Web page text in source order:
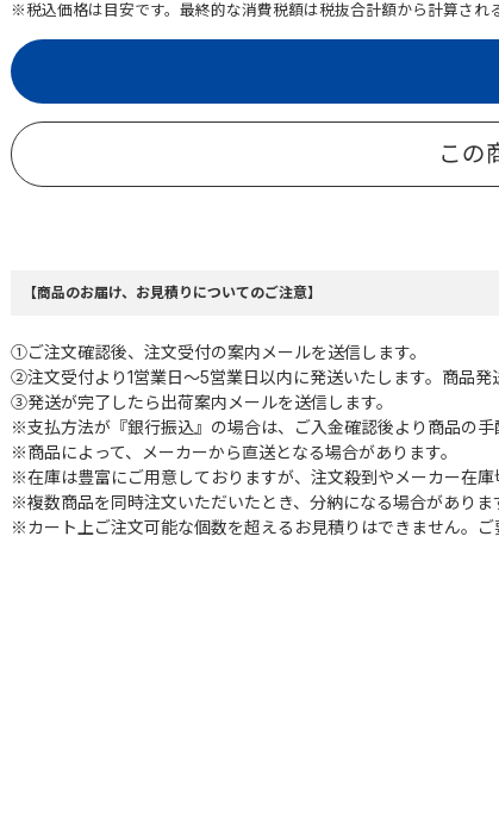
※税込価格は目安です。最終的な消費税額は税抜合計額から計算され
この
【商品のお届け、お見積りについてのご注意】
①ご注文確認後、注文受付の案内メールを送信します。
②注文受付より1営業日～5営業日以内に発送いたします。商品発
③発送が完了したら出荷案内メールを送信します。
※支払方法が『銀行振込』の場合は、ご入金確認後より商品の手
※商品によって、メーカーから直送となる場合があります。
※在庫は豊富にご用意しておりますが、注文殺到やメーカー在庫
※複数商品を同時注文いただいたとき、分納になる場合がありま
※カート上ご注文可能な個数を超えるお見積りはできません。ご